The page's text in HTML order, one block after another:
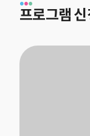
프로그램 신